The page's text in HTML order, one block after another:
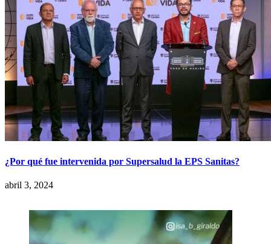
¿Por qué fue intervenida por Supersalud la EPS Sanitas?
abril 3, 2024